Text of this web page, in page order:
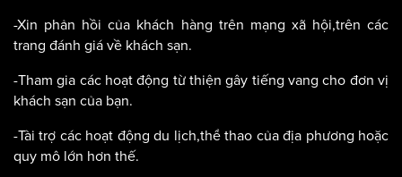
-Xin phản hồi của khách hàng trên mạng xã hội,trên các
trang đánh giá về khách sạn.
-Tham gia các hoạt động từ thiện gây tiếng vang cho đơn vị
khách sạn của bạn.
-Tài trợ các hoạt động du lịch,thể thao của địa phương hoặc
quy mô lớn hơn thế.